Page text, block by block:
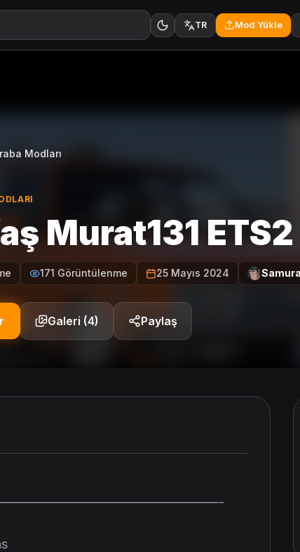
TR Mod Yükle
Modları
Murat131
171 Görüntülenme 25 Mayıs 2024
Galeri (4) Paylaş